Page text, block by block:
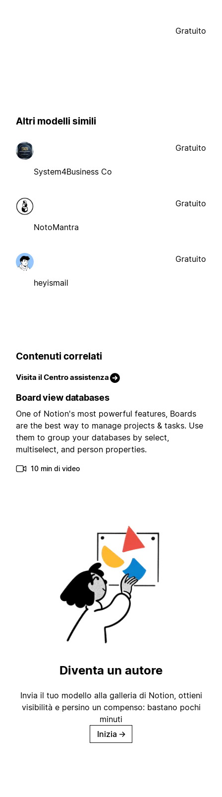
Gratuito
Altri modelli simili
System4Business Co
Gratuito
NotoMantra
Gratuito
heyismail
Gratuito
Contenuti correlati
Visita il Centro assistenza
Board view databases
One of Notion's most powerful features, Boards
are the best way to manage projects & tasks. Use
them to group your databases by select,
multiselect, and person properties.
10 min di video
Diventa un autore
Invia il tuo modello alla galleria di Notion, ottieni
visibilità e persino un compenso: bastano pochi
minuti
Inizia →